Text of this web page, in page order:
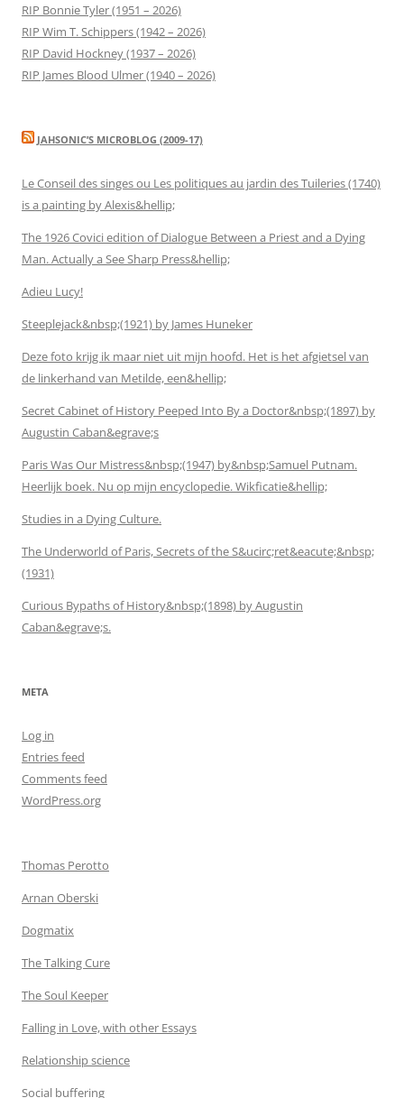
RIP Bonnie Tyler (1951 – 2026)
RIP Wim T. Schippers (1942 – 2026)
RIP David Hockney (1937 – 2026)
RIP James Blood Ulmer (1940 – 2026)
JAHSONIC’S MICROBLOG (2009-17)
Le Conseil des singes ou Les politiques au jardin des Tuileries (1740)
is a painting by Alexis&hellip;
The 1926 Covici edition of Dialogue Between a Priest and a Dying
Man. Actually a See Sharp Press&hellip;
Adieu Lucy!
Steeplejack&nbsp;(1921) by James Huneker
Deze foto krijg ik maar niet uit mijn hoofd. Het is het afgietsel van
de linkerhand van Metilde, een&hellip;
Secret Cabinet of History Peeped Into By a Doctor&nbsp;(1897) by
Augustin Caban&egrave;s
Paris Was Our Mistress&nbsp;(1947) by&nbsp;Samuel Putnam.
Heerlijk boek. Nu op mijn encyclopedie. Wikficatie&hellip;
Studies in a Dying Culture.
The Underworld of Paris, Secrets of the S&ucirc;ret&eacute;&nbsp;
(1931)
Curious Bypaths of History&nbsp;(1898) by Augustin
Caban&egrave;s.
META
Log in
Entries feed
Comments feed
WordPress.org
Thomas Perotto
Arnan Oberski
Dogmatix
The Talking Cure
The Soul Keeper
Falling in Love, with other Essays
Relationship science
Social buffering